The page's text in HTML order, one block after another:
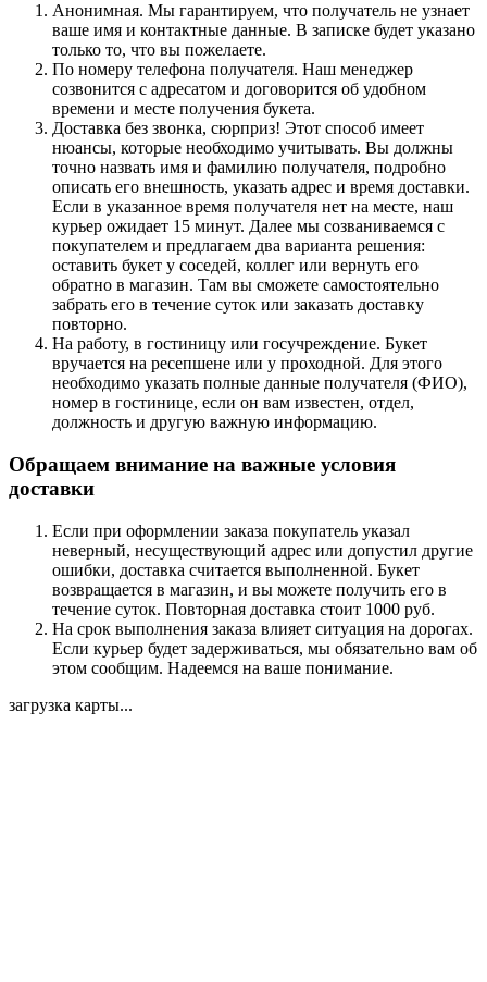
Анонимная. Мы гарантируем, что получатель не узнает
ваше имя и контактные данные. В записке будет указано
только то, что вы пожелаете.
По номеру телефона получателя. Наш менеджер
созвонится с адресатом и договорится об удобном
времени и месте получения букета.
Доставка без звонка, сюрприз! Этот способ имеет
нюансы, которые необходимо учитывать. Вы должны
точно назвать имя и фамилию получателя, подробно
описать его внешность, указать адрес и время доставки.
Если в указанное время получателя нет на месте, наш
курьер ожидает 15 минут. Далее мы созваниваемся с
покупателем и предлагаем два варианта решения:
оставить букет у соседей, коллег или вернуть его
обратно в магазин. Там вы сможете самостоятельно
забрать его в течение суток или заказать доставку
повторно.
На работу, в гостиницу или госучреждение. Букет
вручается на ресепшене или у проходной. Для этого
необходимо указать полные данные получателя (ФИО),
номер в гостинице, если он вам известен, отдел,
должность и другую важную информацию.
Обращаем внимание на важные условия
доставки
Если при оформлении заказа покупатель указал
неверный, несуществующий адрес или допустил другие
ошибки, доставка считается выполненной. Букет
возвращается в магазин, и вы можете получить его в
течение суток. Повторная доставка стоит 1000 руб.
На срок выполнения заказа влияет ситуация на дорогах.
Если курьер будет задерживаться, мы обязательно вам об
этом сообщим. Надеемся на ваше понимание.
загрузка карты...